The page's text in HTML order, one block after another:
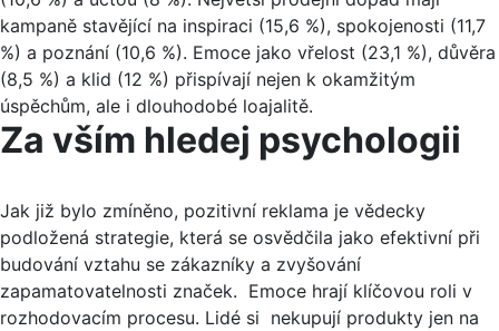
kampaně stavějící na inspiraci (15,6 %), spokojenosti (11,7
%) a poznání (10,6 %). Emoce jako vřelost (23,1 %), důvěra
(8,5 %) a klid (12 %) přispívají nejen k okamžitým
úspěchům, ale i dlouhodobé loajalitě.
Za vším hledej psychologii
Jak již bylo zmíněno, pozitivní reklama je vědecky
podložená strategie, která se osvědčila jako efektivní při
budování vztahu se zákazníky a zvyšování
zapamatovatelnosti značek. Emoce hrají klíčovou roli v
rozhodovacím procesu. Lidé si nekupují produkty jen na